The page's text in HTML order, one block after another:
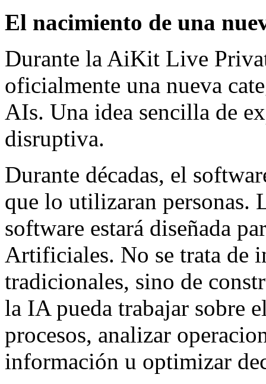
El nacimiento de una
Durante la AiKit Live
oficialmente una nueva
AIs. Una idea sencilla de
disruptiva.
Durante décadas, el
que lo utilizaran personas.
software estará diseñada
Artificiales. No se trata de
tradicionales, sino de
la IA pueda trabajar sobre
procesos, analizar
información u optimizar